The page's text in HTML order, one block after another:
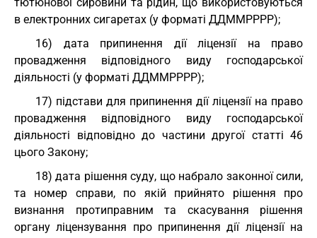
в електронних сигаретах (у форматі ДДММРРРР);
16) дата припинення дії ліцензії на право
провадження відповідного виду господарської
діяльності (у форматі ДДММРРРР);
17) підстави для припинення дії ліцензії на право
провадження відповідного виду господарської
діяльності відповідно до частини другої статті 46
цього Закону;
18) дата рішення суду, що набрало законної сили,
та номер справи, по якій прийнято рішення про
визнання протиправним та скасування рішення
органу ліцензування про припинення дії ліцензії на